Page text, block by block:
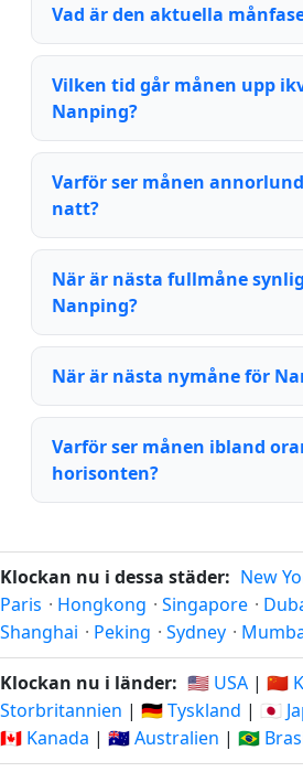
Vad är den aktuella
Vilken tid går månen upp
Nanping?
Varför ser månen
natt?
När är nästa fullmåne
Nanping?
När är nästa nymåne för
Varför ser månen ibland
horisonten?
Klockan nu i dessa städer: New
Paris · Hongkong · Singapore ·
Shanghai · Peking · Sydney ·
Klockan nu i länder: 🇺🇸 USA | 🇨🇳
Storbritannien | 🇩🇪 Tyskland | 🇯🇵
🇨🇦 Kanada | 🇦🇺 Australien | 🇧🇷